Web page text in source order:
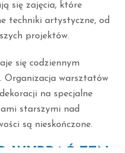
się zajęcia, które
techniki artystyczne, od
projektów.
się codziennym
Organizacja warsztatów
na specjalne
starszymi nad
są nieskończone.